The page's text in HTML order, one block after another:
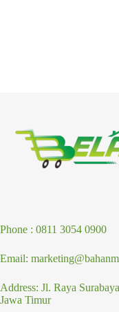
Phone : 0811 3054 0900
Email:
Address: Jl. Raya
Jawa Timur